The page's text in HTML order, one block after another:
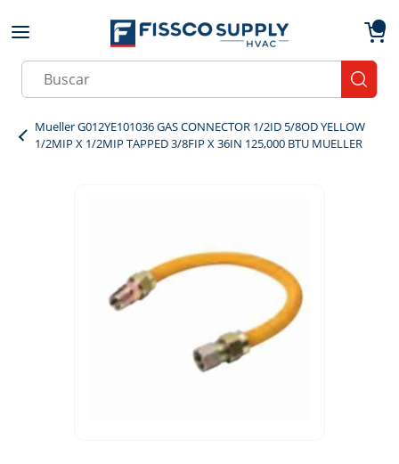
Skip to main content
Site Search
Mueller G012YE101036 GAS CONNECTOR 1/2ID 5/8OD YELLOW
1/2MIP X 1/2MIP TAPPED 3/8FIP X 36IN 125,000 BTU MUELLER